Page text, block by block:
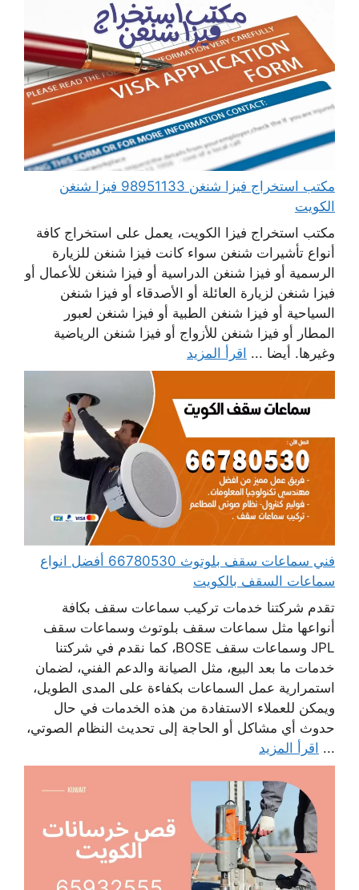
مكتب استخراج فيزا شنغن 98951133 فيزا شنغن
الكويت
مكتب استخراج فيزا الكويت، يعمل على استخراج كافة
أنواع تأشيرات شنغن سواء كانت فيزا شنغن للزيارة
الرسمية أو فيزا شنغن الدراسية أو فيزا شنغن للأعمال أو
فيزا شنغن لزيارة العائلة أو الأصدقاء أو فيزا شنغن
السياحية أو فيزا شنغن الطبية أو فيزا شنغن لعبور
المطار أو فيزا شنغن للأزواج أو فيزا شنغن الرياضية
وغيرها. أيضا ... اقرأ المزيد
فني سماعات سقف بلوتوث 66780530 أفضل انواع
سماعات السقف بالكويت
تقدم شركتنا خدمات تركيب سماعات سقف بكافة
أنواعها مثل سماعات سقف بلوتوث وسماعات سقف
JPL وسماعات سقف BOSE، كما نقدم في شركتنا
خدمات ما بعد البيع، مثل الصيانة والدعم الفني، لضمان
استمرارية عمل السماعات بكفاءة على المدى الطويل،
ويمكن للعملاء الاستفادة من هذه الخدمات في حال
حدوث أي مشاكل أو الحاجة إلى تحديث النظام الصوتي،
... اقرأ المزيد